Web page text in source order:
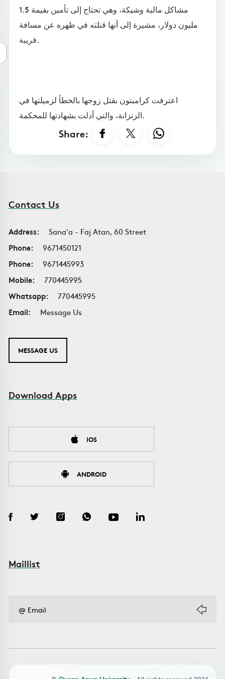
مشاكل مالية وشيكة، وهي تحتاج إلى تأمين بقيمة 1.5
مليون دولار، مشيرة إلى أنها قتلته في ظهره عن مسافة
قريبة.
اعترفت كرامبتون بقتل زوجها بالخطأ لزميلتها في
الزنزانة، والتي أدلت بشهادتها للمحكمة.
Share:
Contact Us
Address:
Sana'a - Faj Atan, 60 Street
Phone:
9671450121
Phone:
9671445993
Mobile:
770445995
Whatsapp:
770445995
Email:
Message Us
MESSAGE US
Download Apps
IOS
ANDROID
Maillist